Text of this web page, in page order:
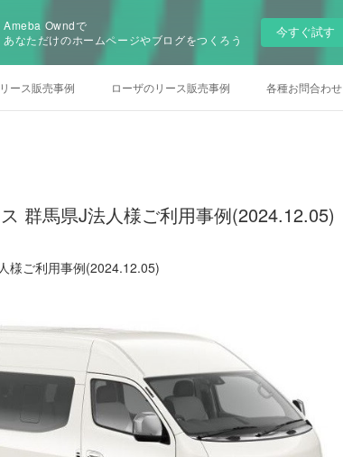
Ameba Owndで
あなただけのホームページやブログをつくろう
今すぐ試す
ース販売事例 ローザのリース販売事例 各種お問合わせ
群馬県J法人様ご利用事例(2024.12.05)
様ご利用事例(2024.12.05)